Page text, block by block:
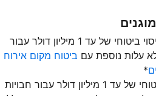
חדש: כיסוי ביטוחי של עד 1 מיליון דולר עבור
עלות נוספת עם ביטוח מקום אירוח
*
כיסוי ביטוחי של עד 1 מיליון דולר עבור חבויות